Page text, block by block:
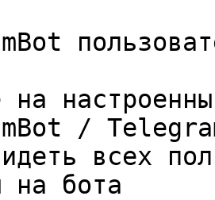
на
/
всех
на бота